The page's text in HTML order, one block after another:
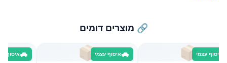
🔗 מוצרים דומים
📦איסוף עצמי 📦איסוף עצמי איסוף